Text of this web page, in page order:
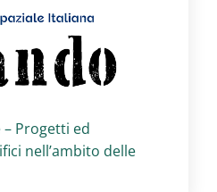
Progetti ed
nell’ambito delle